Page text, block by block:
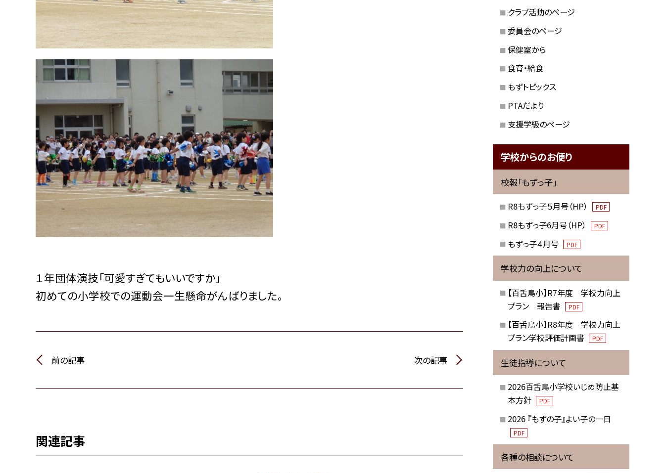
１年団体演技「可愛すぎてもいいですか」
初めての小学校での運動会一生懸命がんばりました。
前の記事 次の記事
関連記事
クラブ活動のページ
委員会のページ
保健室から
食育・給食
もずトピックス
PTAだより
支援学級のページ
学校からのお便り
校報「もずっ子」
R8もずっ子５月号（HP） PDF
R8もずっ子6月号（HP） PDF
もずっ子４月号 PDF
学校力の向上について
【百舌鳥小】R7年度 学校力向上
プラン 報告書
PDF
【百舌鳥小】R8年度 学校力向上
プラン学校評価計画書
PDF
生徒指導について
2026百舌鳥小学校いじめ防止基
本方針
PDF
2026 『もずの子』よい子の一日
PDF
各種の相談について